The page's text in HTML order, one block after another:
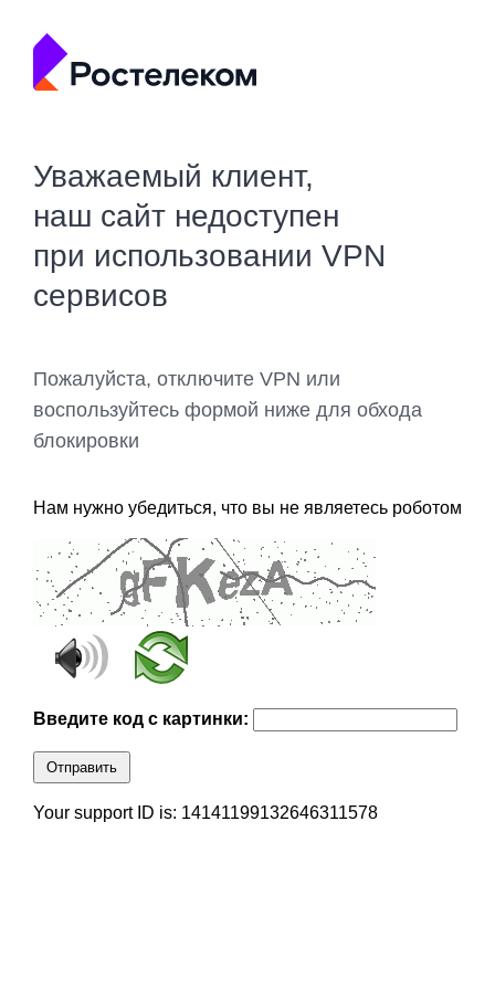
Уважаемый клиент,
наш сайт недоступен
при использовании VPN
сервисов
Пожалуйста, отключите VPN или
воспользуйтесь формой ниже для обхода
блокировки
Нам нужно убедиться, что вы не являетесь роботом
Введите код с картинки:
Отправить
Your support ID is: 14141199132646311578